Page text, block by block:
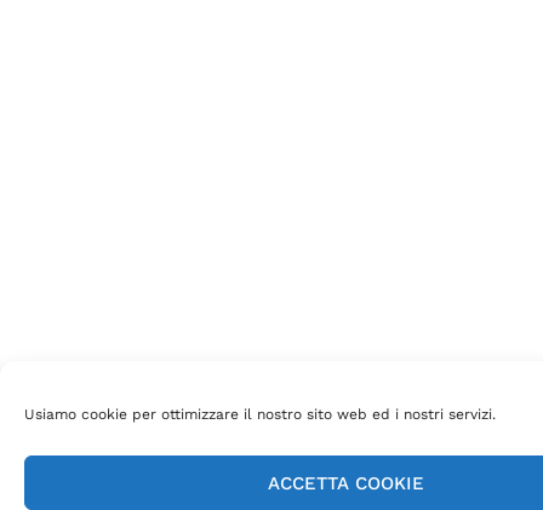
Usiamo cookie per ottimizzare il nostro sito web ed i nostri servizi.
ACCETTA COOKIE